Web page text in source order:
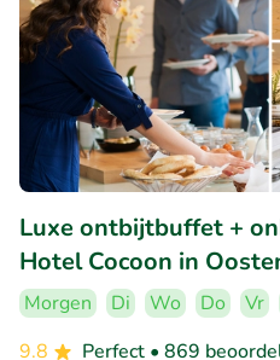
Luxe ontbijtbuffet +
Hotel Cocoon in
Morgen Di Wo Do Vr
9.8
Perfect • 869